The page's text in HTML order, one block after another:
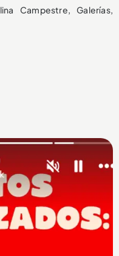
Campestre, Galerías,